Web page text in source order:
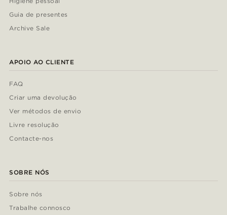
Guia de presentes
Archive Sale
APOIO AO CLIENTE
FAQ
Criar uma devolução
Ver métodos de envio
Livre resolução
Contacte-nos
SOBRE NÓS
Sobre nós
Trabalhe connosco